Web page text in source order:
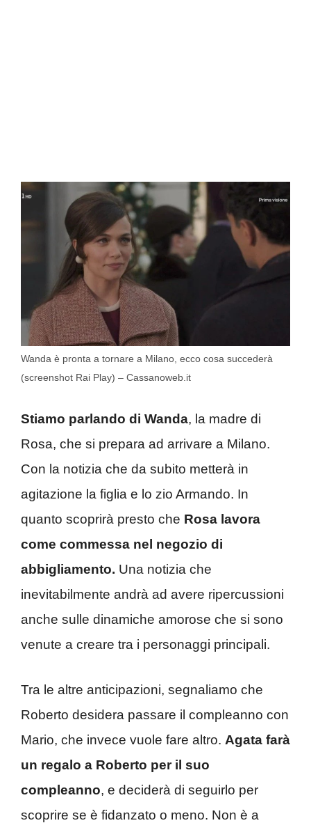
Wanda è pronta a tornare a Milano, ecco cosa succederà
(screenshot Rai Play) – Cassanoweb.it
Stiamo parlando di Wanda, la madre di
Rosa, che si prepara ad arrivare a Milano.
Con la notizia che da subito metterà in
agitazione la figlia e lo zio Armando. In
quanto scoprirà presto che Rosa lavora
come commessa nel negozio di
abbigliamento. Una notizia che
inevitabilmente andrà ad avere ripercussioni
anche sulle dinamiche amorose che si sono
venute a creare tra i personaggi principali.
Tra le altre anticipazioni, segnaliamo che
Roberto desidera passare il compleanno con
Mario, che invece vuole fare altro. Agata farà
un regalo a Roberto per il suo
compleanno, e deciderà di seguirlo per
scoprire se è fidanzato o meno. Non è a